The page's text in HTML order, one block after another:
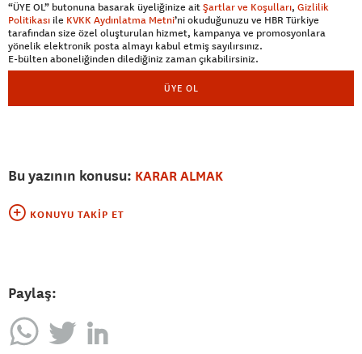
“ÜYE OL” butonuna basarak üyeliğinize aitŞartlar ve Koşulları, Gizlilik
Politikası ile KVKK Aydınlatma Metni’ni okuduğunuzu ve HBR Türkiye
tarafından size özel oluşturulan hizmet, kampanya ve promosyonlara
yönelik elektronik posta almayı kabul etmiş sayılırsınız.
E-bülten aboneliğinden dilediğiniz zaman çıkabilirsiniz.
ÜYE OL
Bu yazının konusu: KARAR ALMAK
KONUYU TAKIP ET
Paylaş: